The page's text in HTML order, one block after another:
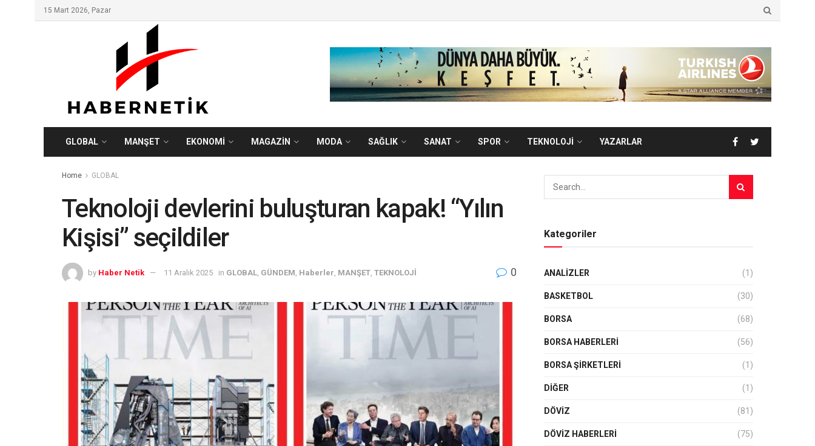
15 Mart 2026, Pazar
GLOBAL MANŞET EKONOMİ MAGAZİN MODA SAĞLIK SANAT SPOR TEKNOLOJİ YAZARLAR
Home GLOBAL
Teknoloji devlerini buluşturan kapak! “Yılın
Kişisi” seçildiler
by Haber Netik 11 Aralık 2025 in GLOBAL GÜNDEM Haberler MANŞET TEKNOLOJİ 0
Kategoriler
ANALIZLER (1)
BASKETBOL (30)
BORSA (68)
BORSA HABERLERI (56)
BORSA ŞIRKETLERI (1)
DIĞER (1)
DÖVİZ (81)
DÖVIZ HABERLERI (75)